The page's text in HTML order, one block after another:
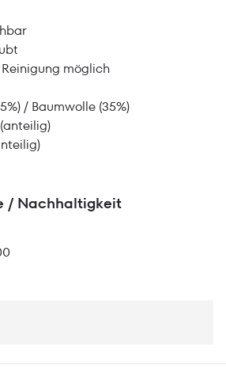
möglich
/ Baumwolle (35%)
/ Nachhaltigkeit